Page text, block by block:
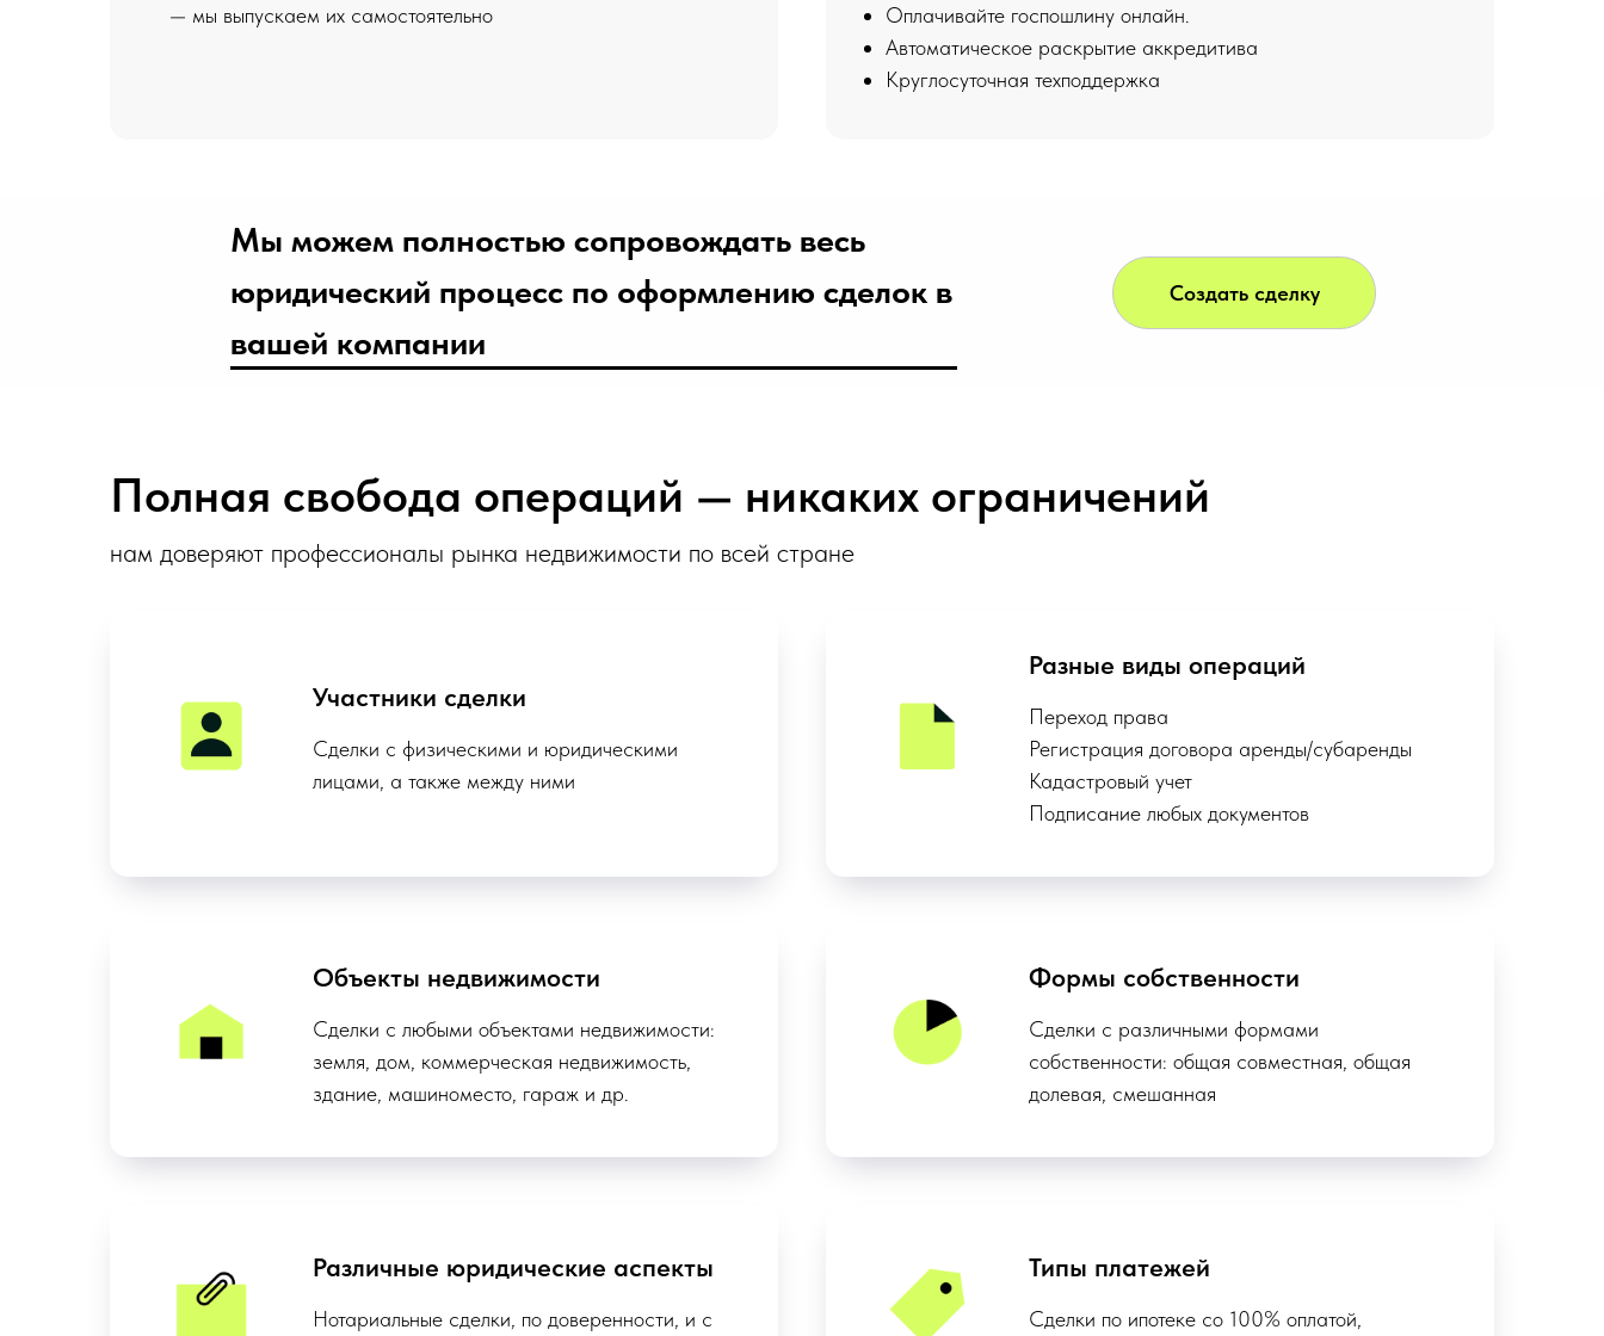
— мы выпускаем их самостоятельно
Оплачивайте госпошлину онлайн.
Автоматическое раскрытие аккредитива
Круглосуточная техподдержка
Мы можем полностью сопровождать весь
юридический процесс по оформлению сделок в
вашей компании
Создать сделку
Полная свобода операций — никаких ограничений
нам доверяют профессионалы рынка недвижимости по всей стране
Участники сделки
Сделки с физическими и юридическими
лицами, а также между ними
Разные виды операций
Переход права
Регистрация договора аренды/субаренды
Кадастровый учет
Подписание любых документов
Объекты недвижимости
Сделки с любыми объектами недвижимости:
земля, дом, коммерческая недвижимость,
здание, машиноместо, гараж и др.
Формы собственности
Сделки с различными формами
собственности: общая совместная, общая
долевая, смешанная
Различные юридические аспекты
Нотариальные сделки, по доверенности, и с
Типы платежей
Сделки по ипотеке со 100% оплатой,